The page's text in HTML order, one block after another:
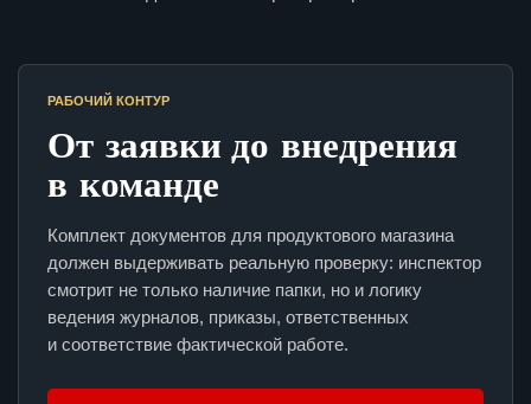
РАБОЧИЙ КОНТУР
От заявки до внедрения
в команде
Комплект документов для продуктового магазина
должен выдерживать реальную проверку: инспектор
смотрит не только наличие папки, но и логику
ведения журналов, приказы, ответственных
и соответствие фактической работе.